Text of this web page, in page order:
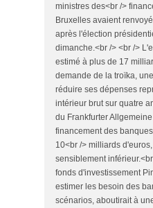
ministres des<br />
Bruxelles avaient
après l'élection
dimanche.<br /> <br />
estimé à plus de 17
demande de la troïka,
réduire ses dépenses
intérieur brut sur quatre
du Frankfurter
financement des
10<br /> milliards
sensiblement
fonds d'investissement
estimer les besoin des
scénarios, aboutirait à